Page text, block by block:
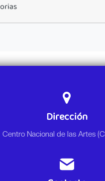
Dirección
Centro Nacional de las Artes